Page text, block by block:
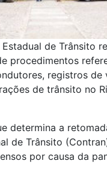
de Trânsito
procedimentos
registros de
de trânsito no
determina a
de Trânsito
por causa da